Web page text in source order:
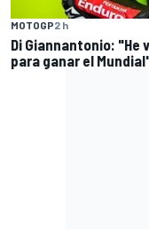
MOTOGP2 h
Di Giannantonio: "He
para ganar el